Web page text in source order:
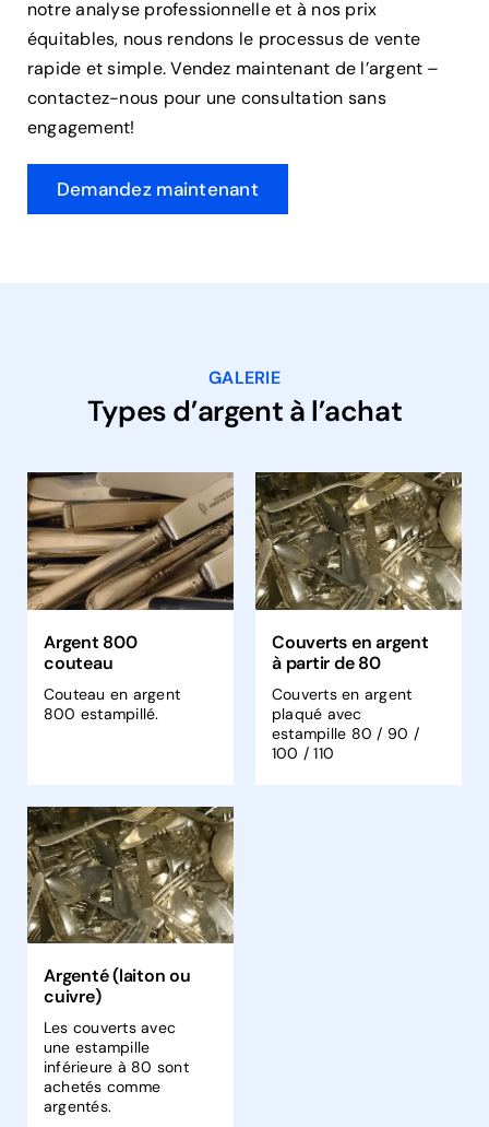
notre analyse professionnelle et à nos prix
équitables, nous rendons le processus de vente
rapide et simple. Vendez maintenant de l’argent –
contactez-nous pour une consultation sans
engagement!
Demandez maintenant
GALERIE
Types d’argent à l’achat
Argent 800
couteau
Couteau en argent
800 estampillé.
Couverts en argent
à partir de 80
Couverts en argent
plaqué avec
estampille 80 / 90 /
100 / 110
Argenté (laiton ou
cuivre)
Les couverts avec
une estampille
inférieure à 80 sont
achetés comme
argentés.